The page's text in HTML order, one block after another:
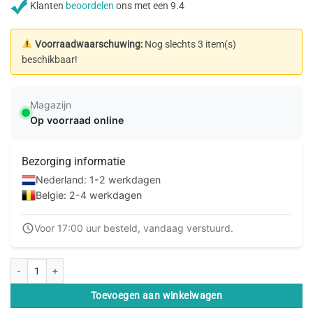
Klanten beoordelen ons met een 9.4
Voorraadwaarschuwing: Nog slechts 3 item(s)
beschikbaar!
Magazijn
Op voorraad online
Bezorging informatie
Nederland: 1-2 werkdagen
Belgie: 2-4 werkdagen
Voor 17:00 uur besteld, vandaag verstuurd.
Toevoegen aan winkelwagen